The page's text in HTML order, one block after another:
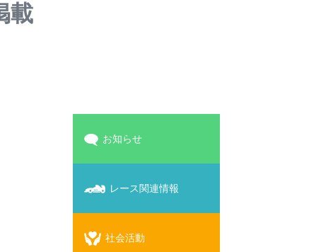
載
お知らせ
レース関連情報
社会活動